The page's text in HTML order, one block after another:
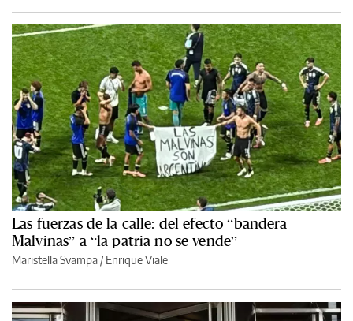
Las fuerzas de la calle: del efecto “bandera
Malvinas” a “la patria no se vende”
Maristella Svampa /Enrique Viale